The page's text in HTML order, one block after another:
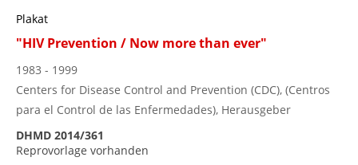
Plakat
"HIV Prevention / Now more than ever"
1983 - 1999
Centers for Disease Control and Prevention (CDC), (Centros
para el Control de las Enfermedades), Herausgeber
DHMD 2014/361
Reprovorlage vorhanden